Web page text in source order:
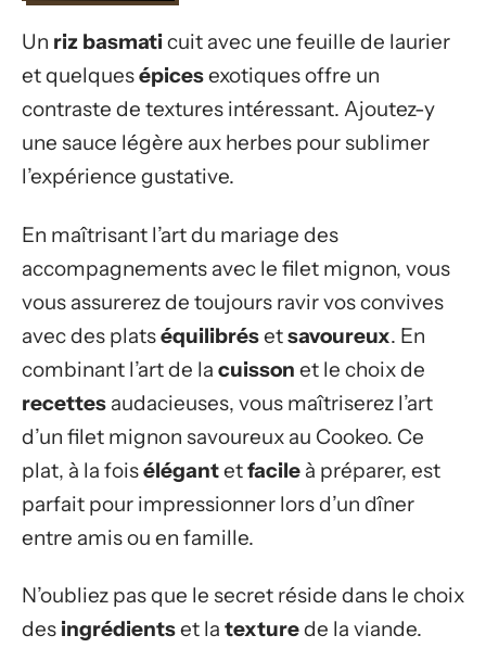
Un riz basmati cuit avec une feuille de laurier
et quelquesépicesexotiques offre un
contraste de textures intéressant. Ajoutez-y
une sauce légère aux herbes pour sublimer
l’expérience gustative.
En maîtrisant l’art du mariage des
accompagnements avec le filet mignon, vous
vous assurerez de toujours ravir vos convives
avec des platséquilibrésetsavoureux. En
combinant l’art de la cuisson et le choix de
recettes audacieuses, vous maîtriserez l’art
d’un filet mignon savoureux au Cookeo. Ce
plat, à la foisélégantetfacile à préparer, est
parfait pour impressionner lors d’un dîner
entre amis ou en famille.
N’oubliez pas que le secret réside dans le choix
des ingrédientset la texturede la viande.